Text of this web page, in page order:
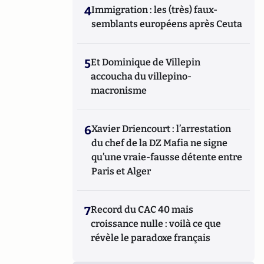
4Immigration : les (très) faux-
semblants européens après Ceuta
5Et Dominique de Villepin
accoucha du villepino-
macronisme
6Xavier Driencourt : l’arrestation
du chef de la DZ Mafia ne signe
qu’une vraie-fausse détente entre
Paris et Alger
7Record du CAC 40 mais
croissance nulle : voilà ce que
révèle le paradoxe français